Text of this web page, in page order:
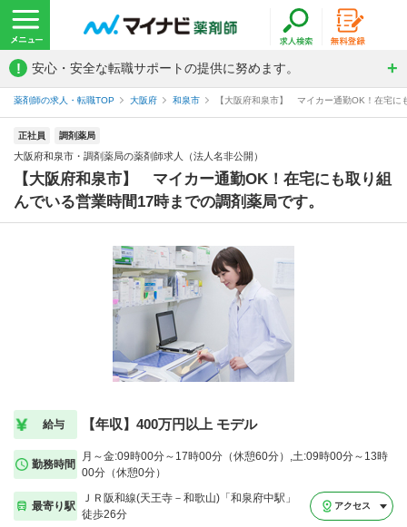
! 安心・安全な転職サポートの提供に努めます。
薬剤師の求人・転職TOP 大阪府 和泉市 【大阪府和泉市】 マイカー通勤OK！在宅に
正社員 調剤薬局
大阪府和泉市・調剤薬局の薬剤師求人（法人名非公開）
【大阪府和泉市】 マイカー通勤OK！在宅にも取り組
んでいる営業時間17時までの調剤薬局です。
給与 【年収】400万円以上 モデル
勤務時間
月～金:09時00分～17時00分（休憩60分）,土:09時00分～13時
00分（休憩0分）
最寄り駅
ＪＲ阪和線(天王寺－和歌山)「和泉府中駅」
徒歩26分
アクセス